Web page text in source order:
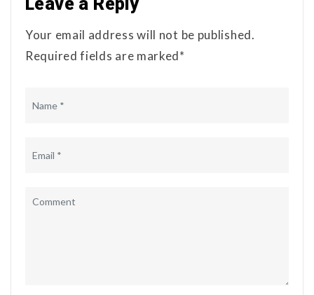
Your email address will not be published.
Required fields are marked*